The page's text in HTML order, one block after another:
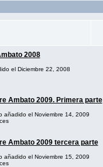
2008
el Diciembre 22, 2008
Ambato 2009. Primera parte
añadido el Noviembre 14, 2009
Ambato 2009 tercera parte
añadido el Noviembre 15, 2009